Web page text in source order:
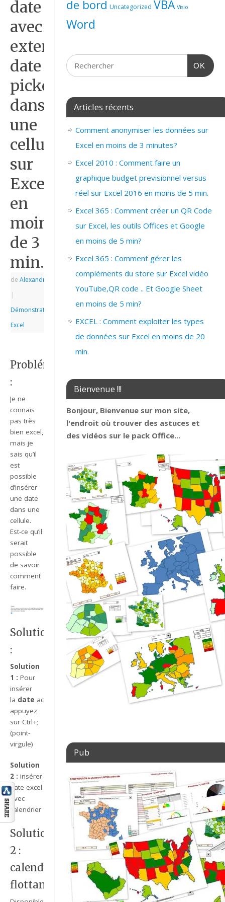
date
avec
extension
date
picker
dans
une
cellule
sur
Excel
en
moins
de 3
min.
deAlexandre
|
Démonstrations
Excel
Problématique
:
Je ne
connais
pas très
bien excel,
mais je
sais qu’il
est
possible
d’insérer
une date
dans une
cellule.
Est-ce qu’il
serait
possible
de savoir
comment
faire.
Solutions
:
Solution
1 : Pour
insérer
la date actuelle,
appuyez
sur Ctrl+;
(point-
virgule)
Solution
2 : insérer
date excel
avec
calendrier
Solution
2 :
calendrier
flottant
de bord Uncategorized VBA Visio
Word
OK
Articles récents
Comment anonymiser les données sur
Excel en moins de 3 minutes?
Excel 2010 : Comment faire un
graphique budget previsionnel versus
réel sur Excel 2016 en moins de 5 min.
Excel 365 : Comment créer un QR Code
sur Excel, les outils Offices et Google
en moins de 5 min?
Excel 365 : Comment gérer les
compléments du store sur Excel vidéo
YouTube,QR code .. Et Google Sheet
en moins de 5 min?
EXCEL : Comment exploiter les types
de données sur Excel en moins de 20
min.
Bienvenue !!!
Bonjour, Bienvenue sur mon site,
l'endroit où trouver des astuces et
des vidéos sur le pack Office...
Pub